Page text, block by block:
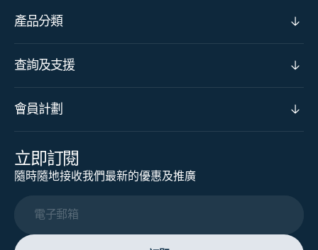
產品分類
查詢及支援
會員計劃
立即訂閱
隨時隨地接收我們最新的優惠及推廣
電子郵箱